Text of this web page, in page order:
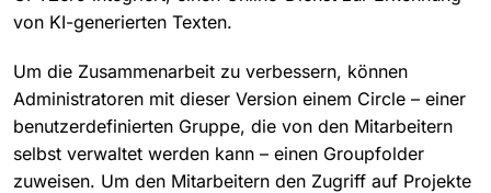
von KI-generierten Texten.
Um die Zusammenarbeit zu verbessern, können
Administratoren mit dieser Version einem Circle – einer
benutzerdefinierten Gruppe, die von den Mitarbeitern
selbst verwaltet werden kann – einen Groupfolder
zuweisen. Um den Mitarbeitern den Zugriff auf Projekte